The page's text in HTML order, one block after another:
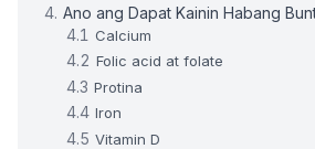
Ano ang Dapat Kainin Habang
Calcium
Folic acid at folate
Protina
Iron
Vitamin D